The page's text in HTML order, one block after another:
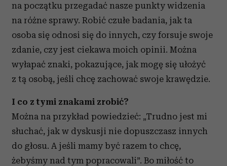
na początku przegadać nasze punkty widzenia
na różne sprawy. Robić czułe badania, jak ta
osoba się odnosi się do innych, czy forsuje swoje
zdanie, czy jest ciekawa moich opinii. Można
wyłapać znaki, pokazujące, jak mogę się ułożyć
z tą osobą, jeśli chcę zachować swoje krawędzie.
I co z tymi znakami zrobić?
Można na przykład powiedzieć: „Trudno jest mi
słuchać, jak w dyskusji nie dopuszczasz innych
do głosu. A jeśli mamy być razem to chcę,
żebyśmy nad tym popracowali”. Bo miłość to